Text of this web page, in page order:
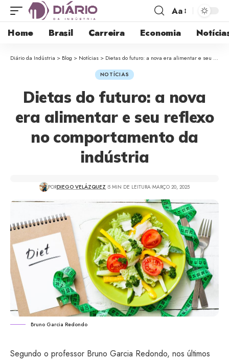
Aa
Home Brasil Carreira Economia
Diário da Indústria > Blog > Notícias > Dietas do futuro: a nova era alimentar e seu reflexo no comportamento da indústria
NOTÍCIAS
Dietas do futuro: a nova
era alimentar e seu reflexo
no comportamento da
indústria
PORDIEGO VELÁZQUEZ 5 MIN DE LEITURA MARÇO 20, 2025
Bruno Garcia Redondo
Segundo o professor Bruno Garcia Redondo, nos últimos